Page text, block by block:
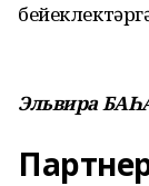
Эльвира